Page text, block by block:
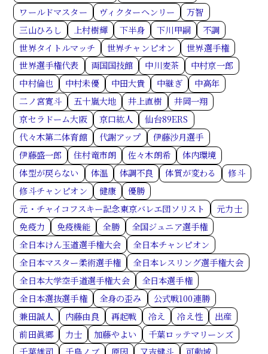
ワールドマスター ヴィクターヘンリー
万智
三山ひろし
上村樹輝 下半身 下川甲嗣
不調
世界タイトルマッチ
世界チャンピオン
世界選手権
世界選手権代表
両国国技館 中川麦茶
中村京一郎
中村倫也
中村未優 中田大貴 中継ぎ
中高年
二ノ宮寛斗
五十嵐大地 井上直樹
井岡一翔
京セラドーム大阪
京口紘人
仙台89ERS
代々木第二体育館
代謝アップ
伊藤沙月選手
伊藤盛一郎
住村竜市朗 佐々木朗希
体内環境
体型が戻らない
体温 体調不良 体質が変わる
修斗
修斗チャンピオン
健康
優勝
元・チャイコフスキー記念東京バレエ団ソリスト
元力士
免疫力
免疫機能 全勝
全国ジュニア選手権
全日本けん玉道選手権大会
全日本チャンピオン
全日本マスター柔術選手権
全日本レスリング選手権大会
全日本大学空手道選手権大会
全日本選手権
全日本選抜選手権
全身の歪み
公式戦100連勝
兼田誠人
内藤由良 再起戦 冷え 冷え性
出産
前田眞郷
力士 加藤やよい
千葉ロッテマリーンズ